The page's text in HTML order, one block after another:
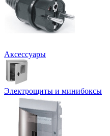
Аксессуары
Электрощиты и минибоксы